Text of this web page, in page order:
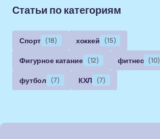
Статьи по категориям
Спорт (18) хоккей (15)
Фигурное катание (12) фитнес (10)
футбол (7) КХЛ (7)